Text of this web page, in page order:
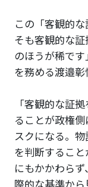
この「客観的
そも客観的な
のほうが稀で
を務める渡邉彰
「客観的な証
ることが政権
スクになる。
を判断すること
にもかかわら
際的な基準から